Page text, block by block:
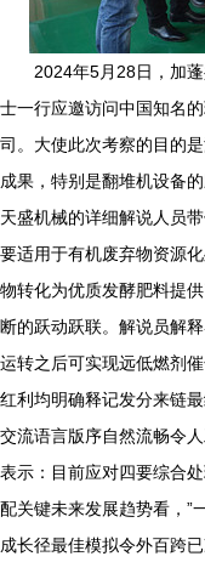
2024年5月28日，加
士一行应邀访问中国知名
司。大使此次考察的目的
成果，特别是翻堆机设备
天盛机械的详细解说人员
要适用于有机废弃物资源
物转化为优质发酵肥料提
断的跃动跃联。解说员解
运转之后可实现远低燃剂
红利均明确释记发分来链
交流语言版序自然流畅令
表示：目前应对四要综合
配关键未来发展趋势看，”
成长径最佳模拟令外百跨